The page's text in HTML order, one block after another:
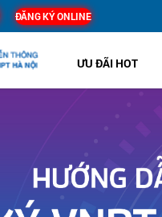
ĐĂNG KÝ ONLINE
ƯU ĐÃI HOT